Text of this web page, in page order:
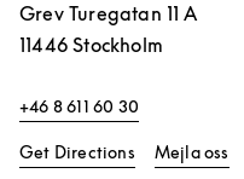
Grev Turegatan 11 A
11446 Stockholm
+46 8 611 60 30
Get DirectionsLink Opens in
Mejla oss